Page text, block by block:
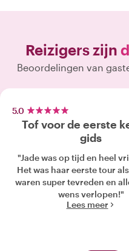
Reizigers zijn
Beoordelingen van
5.0
Tof voor de eerste
gids
"Jade was op tijd en heel
Het was haar eerste tour
waren super tevreden en
wens verlopen!"
Lees meer